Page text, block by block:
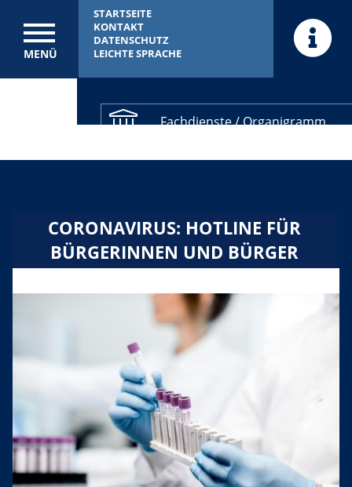
MENÜ
STARTSEITE
KONTAKT
DATENSCHUTZ
LEICHTE SPRACHE
Fachdienste / Organigramm
Kreistag Infoportal
Ausbildung
Ausschreibungen
Standorte & Öffnungszeiten
Amtliche Bekanntmachungen
CORONAVIRUS: HOTLINE FÜR
BÜRGERINNEN UND BÜRGER